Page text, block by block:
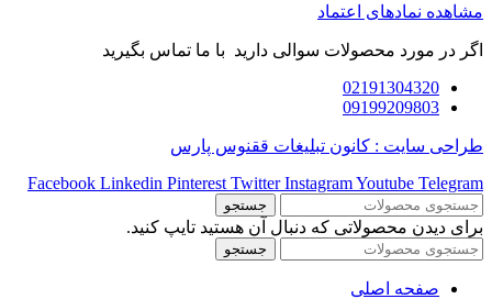
مشاهده نمادهای اعتماد
اگر در مورد محصولات سوالی دارید با ما تماس بگیرید
02191304320
09199209803
طراحی سایت : کانون تبلیغات ققنوس پارس
Facebook Linkedin Pinterest Twitter InstagramYoutube Telegram
جستجو
برای دیدن محصولاتی که دنبال آن هستید تایپ کنید.
جستجو
صفحه اصلی